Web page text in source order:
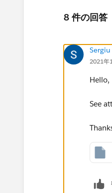
8 件の回答
2021年
Hello,
See